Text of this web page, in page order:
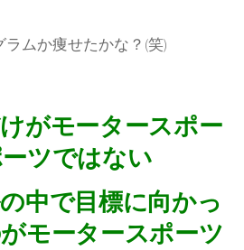
ムか痩せたかな？(笑)
がモータースポー
ツではない
中で目標に向かっ
モータースポーツ